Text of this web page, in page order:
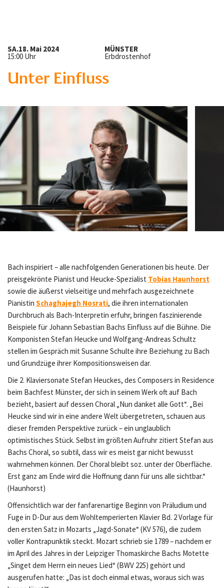
SA.18. Mai 2024
15:00 Uhr
MÜNSTER
Erbdrostenhof
Unter Einfluss
Bach inspiriert – alle nachfolgenden Generationen bis heute. Der
preisgekrönte Pianist und Heucke-Spezialist Tobias Haunhorst
sowie die äußerst vielseitige und mehrfach ausgezeichnete
Pianistin Schaghajegh Nosrati, die ihren internationalen
Durchbruch als Bach-Interpretin erfuhr, bringen faszinierende
Beispiele für Johann Sebastian Bachs Einfluss auf die Bühne. Die
Komponisten Stefan Heucke und Wolfgang-Andreas Schultz
stellen im Gespräch mit Susanne Schulte ihre Beziehung zu Bach
und Grundzüge ihrer Kompositionsweisen dar.
Die 2. Klaviersonate Stefan Heuckes, des Composers in Residence
beim Bachfest Münster, der sich in seinem Werk oft auf Bach
bezieht, basiert auf dessen Choral „Nun danket alle Gott“. „Bei
Heucke sind wir in eine andere Welt übergetreten, schauen aus
dieser fremden Perspektive zurück – ein unglaublich
optimistisches Stück. Selbst im größten Aufruhr zitiert Stefan aus
Bachs Choral, so subtil, dass wir es meist gar nicht bewusst
wahrnehmen können. Der Choral bleibt soz. unter der Oberfläche.
Erst ganz am Ende wird die Hoffnung dann für uns alle sichtbar.“
(Haunhorst)
Offensichtlich war der fanfarenartige Beginn von Präludium und
Fuge in D-Dur aus dem Wohltemperierten Klavier Bd. 2 Vorlage für
den ersten Satz in Mozarts „Jagd-Sonate“ (KV 576), die zudem
voller Kontrapunktik steckt. Mozart schrieb sie 1789 – nachdem er
im April des Jahres in der Leipziger Thomaskirche Bachs Motette
„Singet dem Herrn ein neues Lied“ (BWV 225) gehört und
ausgerufen hatte: „Das ist doch einmal etwas, woraus sich was